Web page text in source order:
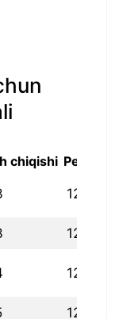
chiqishi Peshin
12:44
12:44
12:44
12:44